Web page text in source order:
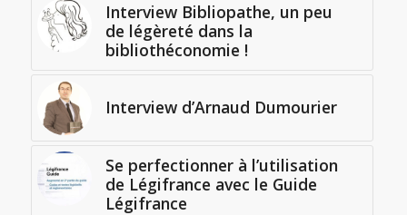
Interview Bibliopathe, un peu
de légèreté dans la
bibliothéconomie !
Interview d’Arnaud Dumourier
Se perfectionner à l’utilisation
de Légifrance avec le Guide
Légifrance